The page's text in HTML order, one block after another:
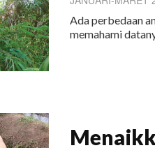
Ada perbedaan
memahami